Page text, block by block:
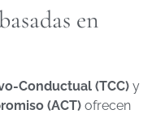
en
Conductual (TCC) y
(ACT) ofrecen